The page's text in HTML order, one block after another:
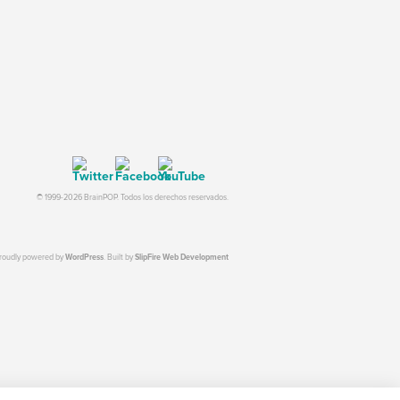
© 1999-2026 BrainPOP. Todos los derechos reservados.
powered byWordPress. Built bySlipFire Web Development